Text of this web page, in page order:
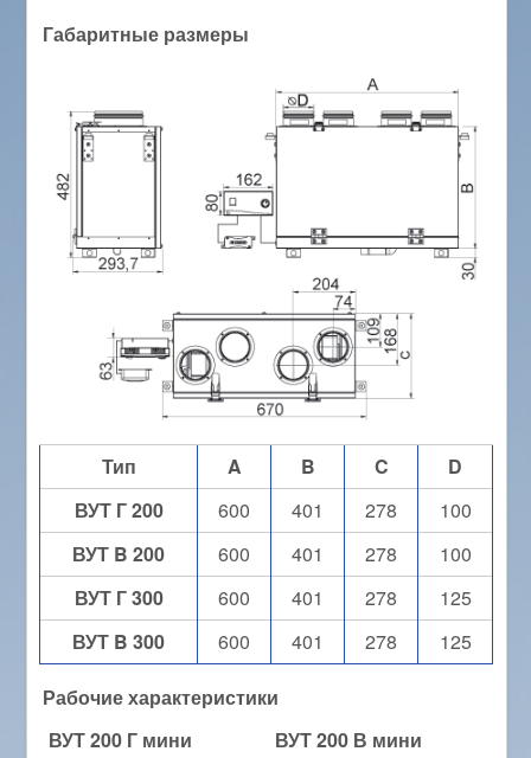
Габаритные размеры
Тип A B C
D
ВУТ Г 200
600 401 278
100
ВУТ B 200
600 401 278
100
ВУТ Г 300
600 401 278
125
ВУТ B 300
600 401 278 125
Рабочие характеристики
ВУТ 200 Г мини
ВУТ 200 В мини